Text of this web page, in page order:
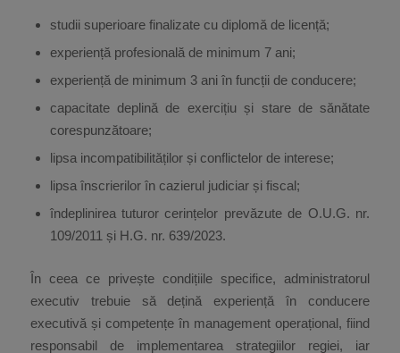
studii superioare finalizate cu diplomă de licență;
experiență profesională de minimum 7 ani;
experiență de minimum 3 ani în funcții de conducere;
capacitate deplină de exercițiu și stare de sănătate
corespunzătoare;
lipsa incompatibilităților și conflictelor de interese;
lipsa înscrierilor în cazierul judiciar și fiscal;
îndeplinirea tuturor cerințelor prevăzute de O.U.G. nr.
109/2011 și H.G. nr. 639/2023.
În ceea ce privește condițiile specifice, administratorul
executiv trebuie să dețină experiență în conducere
executivă și competențe în management operațional, fiind
responsabil de implementarea strategiilor regiei, iar